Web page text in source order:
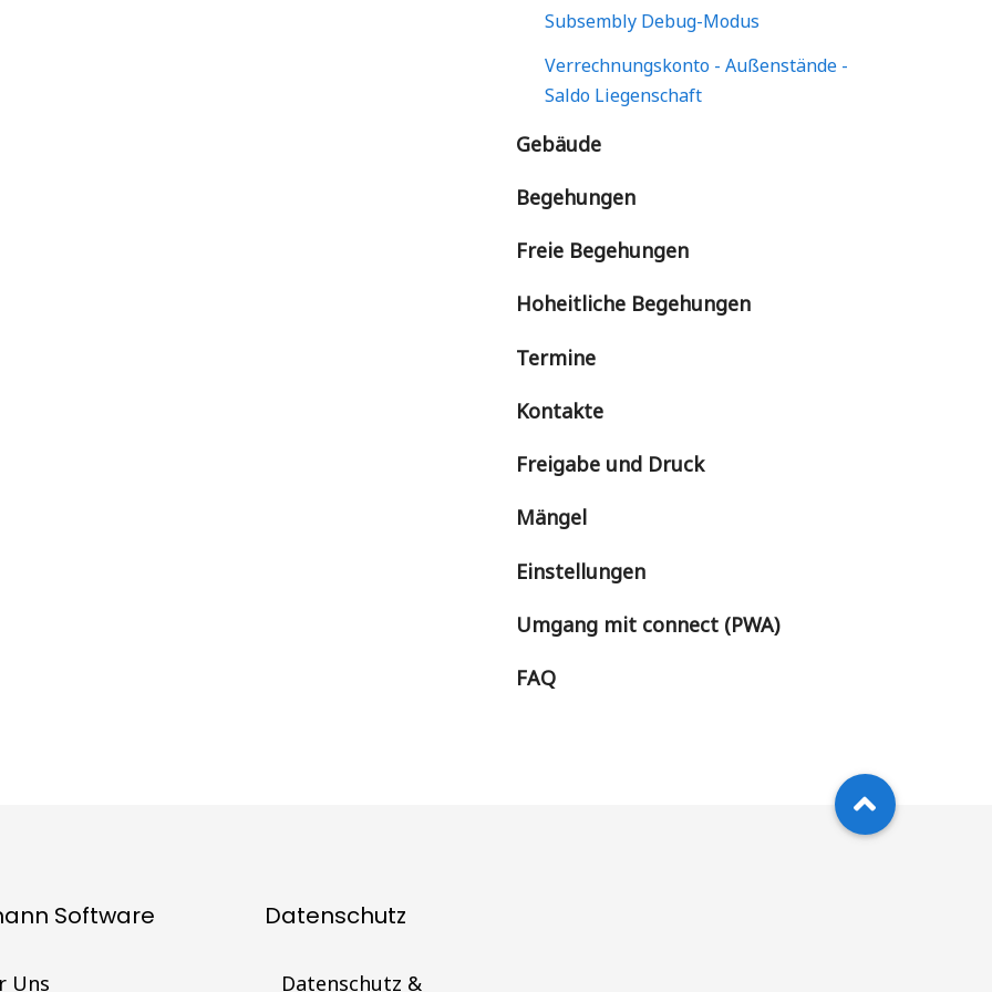
Subsembly Debug-Modus
Verrechnungskonto - Außenstände -
Saldo Liegenschaft
Gebäude
Begehungen
Freie Begehungen
Hoheitliche Begehungen
Termine
Kontakte
Freigabe und Druck
Mängel
Einstellungen
Umgang mit connect (PWA)
FAQ
Software
Uns
Datenschutz
Datenschutz &